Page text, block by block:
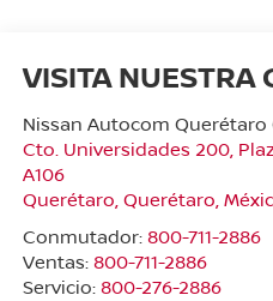
VISITA NUESTRA
Nissan Autocom Querétaro
Cto. Universidades 200,
A106
Querétaro, Querétaro,
Conmutador: 800-711-2886
Ventas: 800-711-2886
Servicio: 800-276-2886